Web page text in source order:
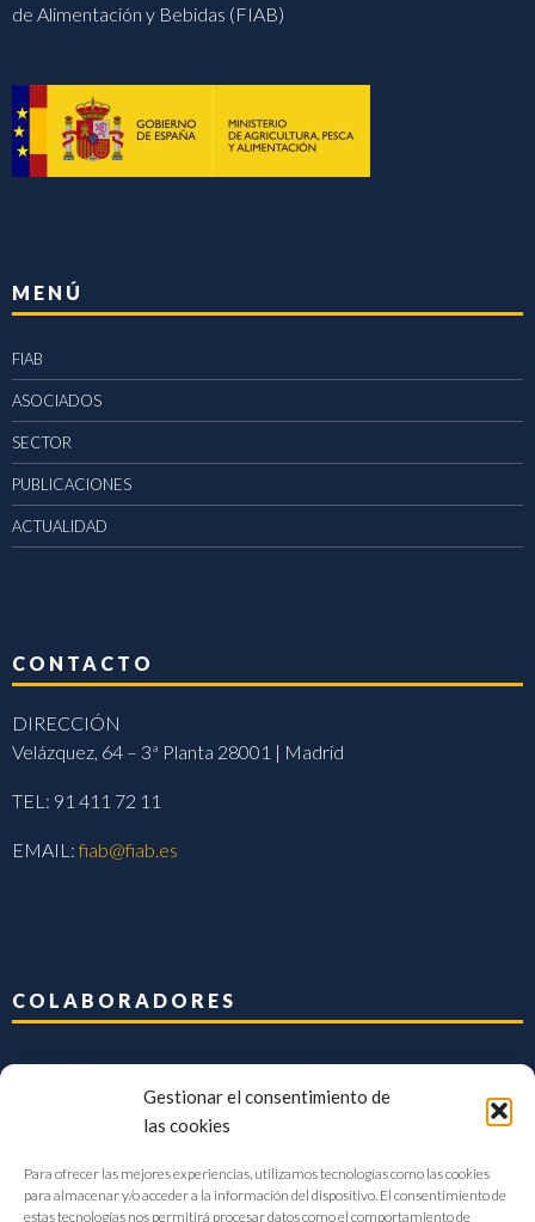
Gestionar el consentimiento de
las cookies
Para ofrecer las mejores experiencias, utilizamos tecnologías como las cookies
para almacenar y/o acceder a la información del dispositivo. El consentimiento de
estas tecnologías nos permitirá procesar datos como el comportamiento de
de Alimentación y Bebidas (FIAB)
MENÚ
FIAB
ASOCIADOS
SECTOR
PUBLICACIONES
ACTUALIDAD
CONTACTO
DIRECCIÓN
Velázquez, 64 – 3ª Planta 28001 | Madrid
TEL: 91 411 72 11
EMAIL:fiab@fiab.es
COLABORADORES